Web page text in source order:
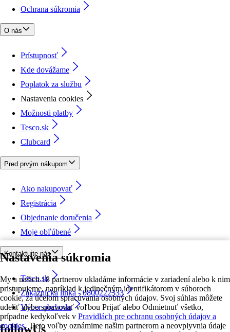
Nastavenia súkromia
My a našich 18 partnerov ukladáme informácie v zariadení alebo k nim
pristupujeme, napríklad k jedinečným identifikátorom v súboroch
cookie, za účelom spracúvania osobných údajov. Svoj súhlas môžete
udeliť alebo spravovať voľbou Prijať alebo Odmietnuť všetko,
prípadne kedykoľvek v Pravidlách pre ochranu osobných údajov a
cookies. Tieto voľby oznámime našim partnerom a neovplyvnia údaje
Ochrana súkromia
O nás
Prístupnosť
Kde dovážame
Poplatok za službu
Nastavenia cookies
Možnosti platby
Tesco.sk
Clubcard
Pred prvým nákupom
Ako nakupovať
Registrácia
Objednanie doručenia
Moje obľúbené
Kontaktujte nás
Tesco.sk
Zákaznícka linka - 0800222333
Výber obchodu
followUs